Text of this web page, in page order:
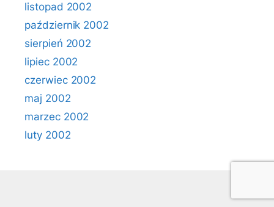
listopad 2002
październik 2002
sierpień 2002
lipiec 2002
czerwiec 2002
maj 2002
marzec 2002
luty 2002